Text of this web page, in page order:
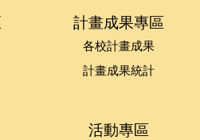
計畫成果專區
各校計畫成果
計畫成果統計
活動專區